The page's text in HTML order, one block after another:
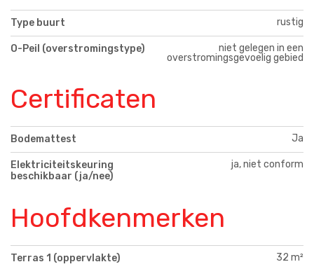
Type buurt rustig
O-Peil (overstromingstype)
niet gelegen in een
overstromingsgevoelig gebied
Certificaten
Bodemattest Ja
Elektriciteitskeuring
beschikbaar (ja/nee)
ja, niet conform
Hoofdkenmerken
Terras 1 (oppervlakte) 32 m²